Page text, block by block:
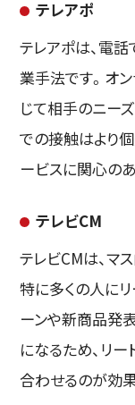
テレアポ
テレアポは、電
業手法です。オ
じて相手のニー
での接触はより
ービスに関心の
テレビCM
テレビCMは、マ
特に多くの人に
ーンや新商品発
になるため、リ
合わせるのが効